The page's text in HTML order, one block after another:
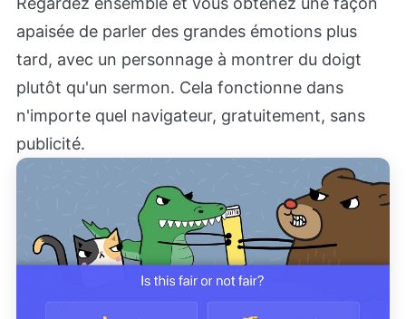
apaisée de parler des grandes émotions plus
tard, avec un personnage à montrer du doigt
plutôt qu'un sermon. Cela fonctionne dans
n'importe quel navigateur, gratuitement, sans
publicité.